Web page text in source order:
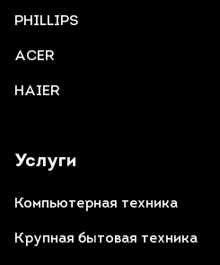
Услуги
Компьютерная техника
Крупная бытовая техника
PHILLIPS
ACER
HAIER